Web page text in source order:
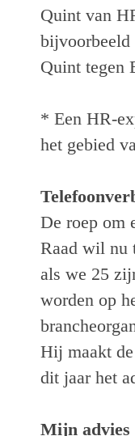
Quint van
bijvoorbeeld
Quint tegen
* Een HR-
het gebied
De roep om
Raad wil nu
als we 25
worden op
Hij maakt
dit jaar het
Mijn advies